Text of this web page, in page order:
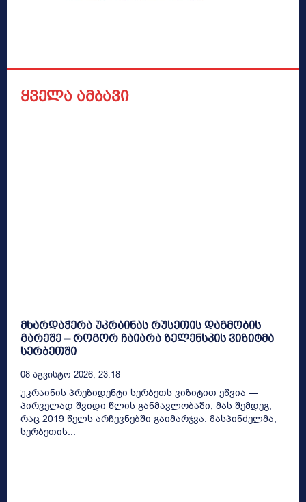
ყველა ამბავი
მხარდაჭერა უკრაინას რუსეთის დაგმობის
გარეშე – როგორ ჩაიარა ზელენსკის ვიზიტმა
სერბეთში
08 Აგვისტო 2026, 23:18
უკრაინის პრეზიდენტი სერბეთს ვიზიტით ეწვია —
პირველად შვიდი წლის განმავლობაში, მას შემდეგ,
რაც 2019 წელს არჩევნებში გაიმარჯვა. მასპინძელმა,
სერბეთის...